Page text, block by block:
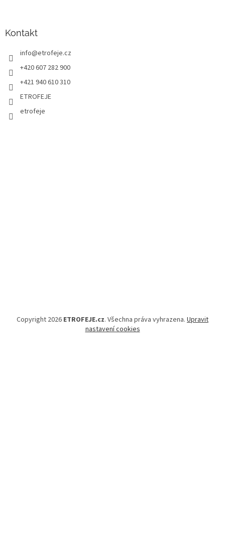
Kontakt
info@etrofeje.cz
+420 607 282 900
+421 940 610 310
ETROFEJE
etrofeje
Copyright 2026 ETROFEJE.cz. Všechna práva vyhrazena. Upravit
nastavení cookies